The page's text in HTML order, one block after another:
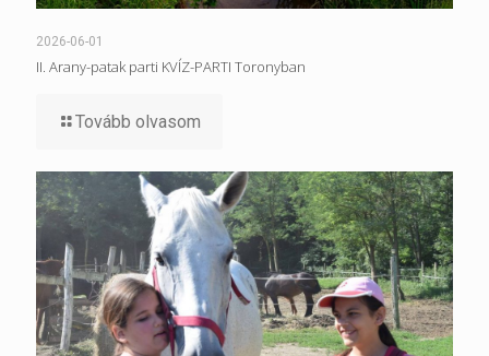
2026-06-01
II. Arany-patak parti KVÍZ-PARTI Toronyban
Tovább olvasom